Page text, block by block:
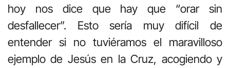
hoy nos dice que hay que “orar sin
desfallecer”. Esto sería muy difícil de
entender si no tuviéramos el maravilloso
ejemplo de Jesús en la Cruz, acogiendo y